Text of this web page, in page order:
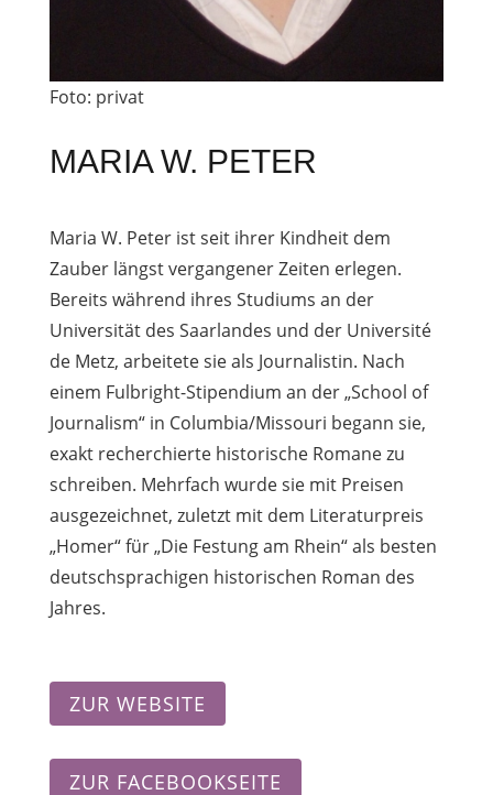
Foto: privat
MARIA W. PETER
Maria W. Peter ist seit ihrer Kindheit dem
Zauber längst vergangener Zeiten erlegen.
Bereits während ihres Studiums an der
Universität des Saarlandes und der Université
de Metz, arbeitete sie als Journalistin. Nach
einem Fulbright-Stipendium an der „School of
Journalism“ in Columbia/Missouri begann sie,
exakt recherchierte historische Romane zu
schreiben. Mehrfach wurde sie mit Preisen
ausgezeichnet, zuletzt mit dem Literaturpreis
„Homer“ für „Die Festung am Rhein“ als besten
deutschsprachigen historischen Roman des
Jahres.
ZUR WEBSITE
ZUR FACEBOOKSEITE